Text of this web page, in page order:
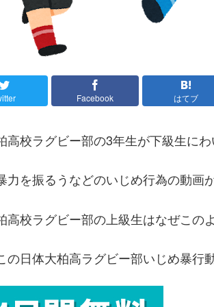
Facebook はてブ
高校ラグビー部の3年生が下級生に
力を振るうなどのいじめ行為の動画
高校ラグビー部の上級生はなぜこの
の日体大柏高ラグビー部いじめ暴行